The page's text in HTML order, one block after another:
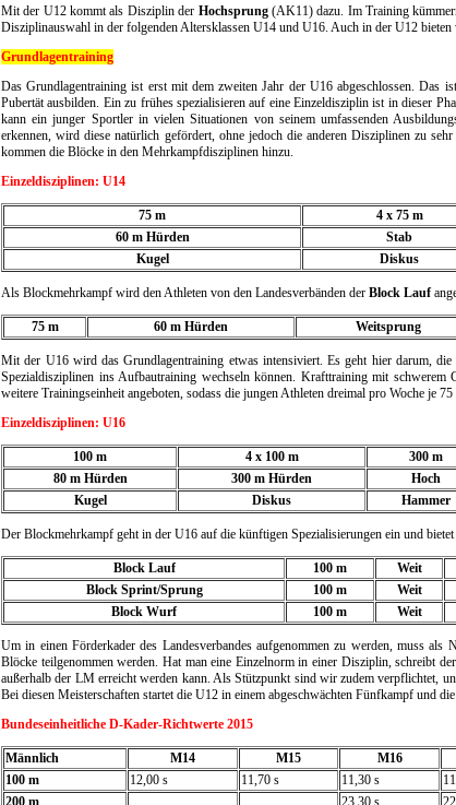
Mit der U12 kommt als Disziplin der Hochsprung(AK11) dazu. Im Training
Disziplinauswahl in der folgenden Altersklassen U14 und U16. Auch in der U12
Grundlagentraining
Das Grundlagentraining ist erst mit dem zweiten Jahr der U16 abgeschlossen. Das
Pubertät ausbilden. Ein zu frühes spezialisieren auf eine Einzeldisziplin ist in dieser
kann ein junger Sportler in vielen Situationen von seinem umfassenden
erkennen, wird diese natürlich gefördert, ohne jedoch die anderen Disziplinen zu
kommen die Blöcke in den Mehrkampfdisziplinen hinzu.
Einzeldisziplinen: U14
75 m 4 x 75 m
60 m Hürden
Stab
Kugel
Diskus
Als Blockmehrkampf wird den Athleten von den Landesverbänden der Block Lauf
75 m 60 m Hürden Weitsprung
Mit der U16 wird das Grundlagentraining etwas intensiviert. Es geht hier darum,
Spezialdisziplinen ins Aufbautraining wechseln können. Krafttraining mit
weitere Trainingseinheit angeboten, sodass die jungen Athleten dreimal pro Woche je
Einzeldisziplinen: U16
100 m 4 x 100 m 300 m
80 m Hürden
300 m Hürden Hoch
Kugel
Diskus Hammer
Der Blockmehrkampf geht in der U16 auf die künftigen Spezialisierungen ein und
Block Lauf 100 m Weit
Block Sprint/Sprung
100 m Weit
Block Wurf
100 m Weit
Um in einen Förderkader des Landesverbandes aufgenommen zu werden, muss
Blöcke teilgenommen werden. Hat man eine Einzelnorm in einer Disziplin, schreibt
außerhalb der LM erreicht werden kann. Als Stützpunkt sind wir zudem verpflichtet,
Bei diesen Meisterschaften startet die U12 in einem abgeschwächten Fünfkampf und
Bundeseinheitliche D-Kader-Richtwerte 2015
Männlich M14 M15 M16
100 m
12,00 s 11,70 s 11,30 s
200 m
23,30 s